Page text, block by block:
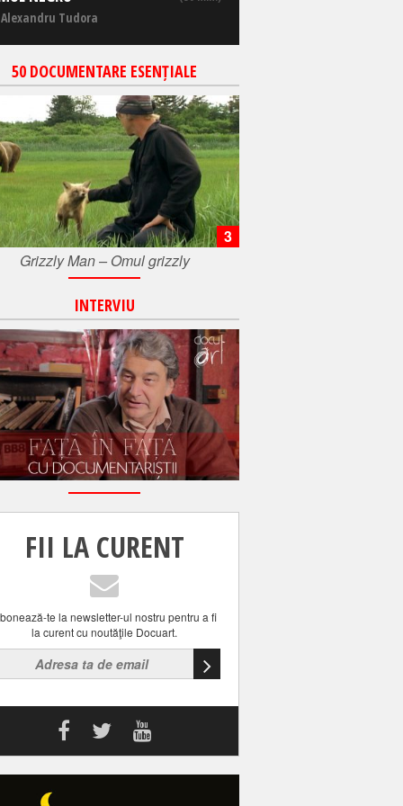
Tudora
50 DOCUMENTARE ESENȚIALE
Grizzly Man – Omul grizzly
3
INTERVIU
FII LA CURENT
te la newsletter-ul nostru pentru a fi
la curent cu noutăţile Docuart.